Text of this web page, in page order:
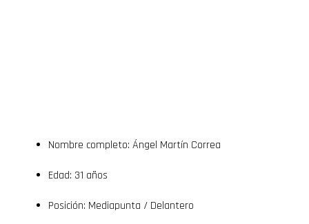
Nombre completo: Ángel Martín Correa
Edad: 31 años
Posición: Mediapunta / Delantero
Pinterest